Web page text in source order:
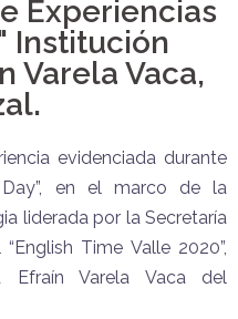
Experiencias
Institución
Varela Vaca,
evidenciada durante
en el marco de la
liderada por la Secretaría
Time Valle 2020”,
Efraín Varela Vaca del